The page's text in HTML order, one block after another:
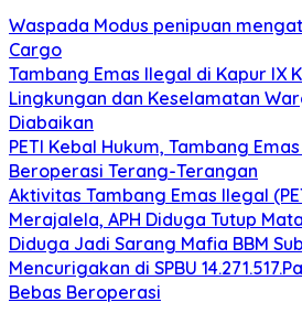
Waspada Modus penipuan
Cargo
Tambang Emas Ilegal di Kapur IX
Lingkungan dan Keselamatan
Diabaikan
PETI Kebal Hukum, Tambang
Beroperasi Terang-Terangan
Aktivitas Tambang Emas Ilegal
Merajalela, APH Diduga Tutup
Diduga Jadi Sarang Mafia BBM
Mencurigakan di SPBU
Bebas Beroperasi